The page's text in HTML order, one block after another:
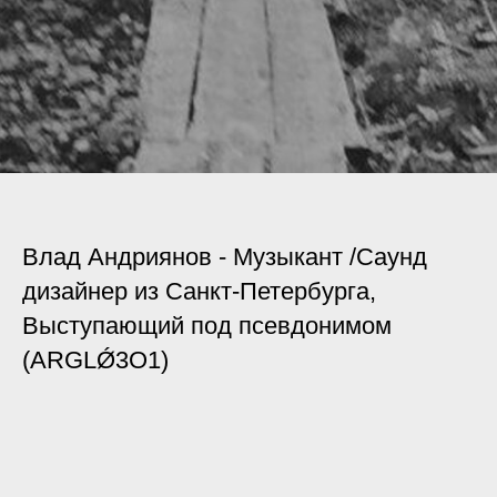
Влад Андриянов - Музыкант /Cаунд
дизайнер из Санкт-Петербурга,
Выступающий под псевдонимом
(ARGLǾ3O1)